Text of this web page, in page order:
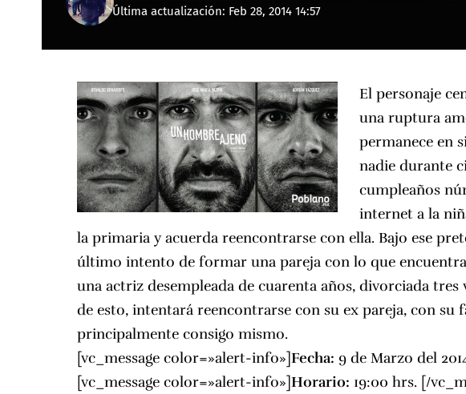
Última actualización: Feb 28, 2014 14:57
El personaje
una ruptura
permanece en
nadie durante
cumpleaños
internet a la
la primaria y acuerda reencontrarse con ella. Bajo ese
último intento de formar una pareja con lo que
una actriz desempleada de cuarenta años, divorciada
de esto, intentará reencontrarse con su ex pareja, con su
principalmente consigo mismo.
[vc_message color=»alert-info»]Fecha: 9 de Marzo del
[vc_message color=»alert-info»]Horario: 19:00 hrs. [/